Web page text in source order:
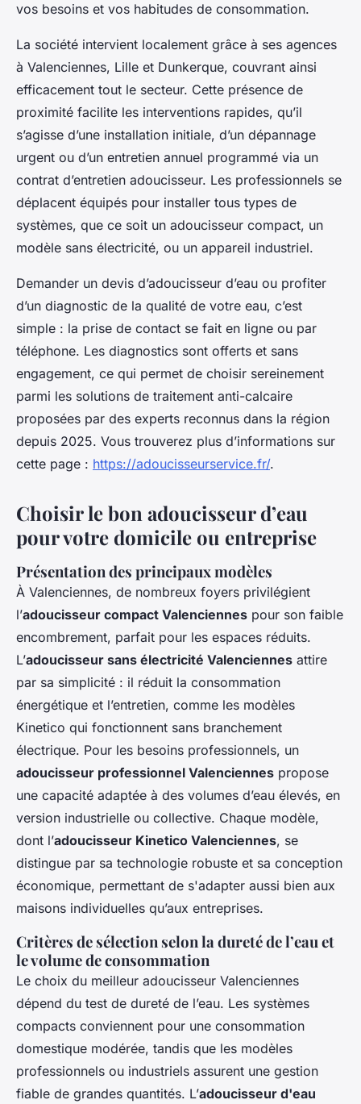
vos besoins et vos habitudes de consommation.
La société intervient localement grâce à ses agences
à Valenciennes, Lille et Dunkerque, couvrant ainsi
efficacement tout le secteur. Cette présence de
proximité facilite les interventions rapides, qu’il
s’agisse d’une installation initiale, d’un dépannage
urgent ou d’un entretien annuel programmé via un
contrat d’entretien adoucisseur. Les professionnels se
déplacent équipés pour installer tous types de
systèmes, que ce soit un adoucisseur compact, un
modèle sans électricité, ou un appareil industriel.
Demander un devis d’adoucisseur d’eau ou profiter
d’un diagnostic de la qualité de votre eau, c’est
simple : la prise de contact se fait en ligne ou par
téléphone. Les diagnostics sont offerts et sans
engagement, ce qui permet de choisir sereinement
parmi les solutions de traitement anti-calcaire
proposées par des experts reconnus dans la région
depuis 2025. Vous trouverez plus d’informations sur
cette page : https://adoucisseurservice.fr/.
Choisir le bon adoucisseur d’eau
pour votre domicile ou entreprise
Présentation des principaux modèles
À Valenciennes, de nombreux foyers privilégient
l’adoucisseur compact Valenciennes pour son faible
encombrement, parfait pour les espaces réduits.
L’adoucisseur sans électricité Valenciennes attire
par sa simplicité : il réduit la consommation
énergétique et l’entretien, comme les modèles
Kinetico qui fonctionnent sans branchement
électrique. Pour les besoins professionnels, un
adoucisseur professionnel Valenciennes propose
une capacité adaptée à des volumes d’eau élevés, en
version industrielle ou collective. Chaque modèle,
dont l’adoucisseur Kinetico Valenciennes, se
distingue par sa technologie robuste et sa conception
économique, permettant de s'adapter aussi bien aux
maisons individuelles qu’aux entreprises.
Critères de sélection selon la dureté de l’eau et
le volume de consommation
Le choix du meilleur adoucisseur Valenciennes
dépend du test de dureté de l’eau. Les systèmes
compacts conviennent pour une consommation
domestique modérée, tandis que les modèles
professionnels ou industriels assurent une gestion
fiable de grandes quantités. L’adoucisseur d'eau